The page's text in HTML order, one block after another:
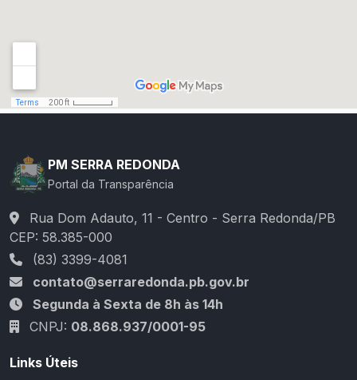
PM SERRA REDONDA
Portal da Transparência
Rua Dom Adauto, 11 - Centro - Serra Redonda/PB
CEP: 58.385-000
(83) 3399-4081
contato@serraredonda.pb.gov.br
Segunda à Sexta de 8h às 14h
CNPJ: 08.868.937/0001-95
Links Úteis